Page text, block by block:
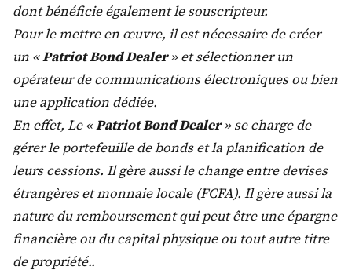
dont bénéficie également le souscripteur.
Pour le mettre en œuvre, il est nécessaire de créer
un «Patriot Bond Dealer» et sélectionner un
opérateur de communications électroniques ou bien
une application dédiée.
En effet, Le «Patriot Bond Dealer» se charge de
gérer le portefeuille de bonds et la planification de
leurs cessions. Il gère aussi le change entre devises
étrangères et monnaie locale (FCFA). Il gère aussi la
nature du remboursement qui peut être une épargne
financière ou du capital physique ou tout autre titre
de propriété..